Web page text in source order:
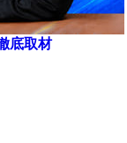
底取材